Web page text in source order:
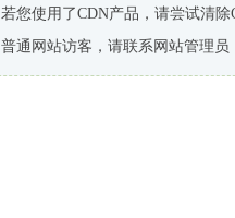
若您使用了CDN产品，请尝试清除
普通网站访客，请联系网站管理员